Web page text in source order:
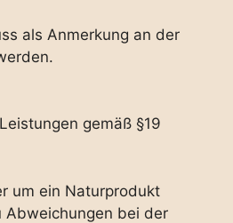
als Anmerkung an der
gemäß §19
um ein Naturprodukt
Abweichungen bei der